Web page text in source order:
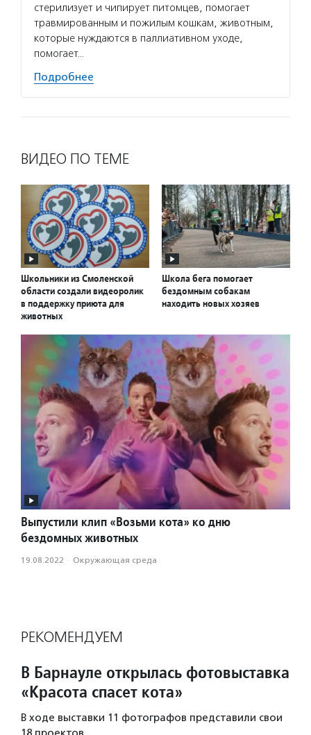
стерилизует и чипирует питомцев, помогает
травмированным и пожилым кошкам, животным,
которые нуждаются в паллиативном уходе,
помогает…
Подробнее
ВИДЕО ПО ТЕМЕ
Школьники из Смоленской
области создали видеоролик
в поддержку приюта для
животных
Школа бега помогает
бездомным собакам
находить новых хозяев
Выпустили клип «Возьми кота» ко дню
бездомных животных
19.08.2022 · Окружающая среда
РЕКОМЕНДУЕМ
В Барнауле открылась фотовыставка
«Красота спасет кота»
В ходе выставки 11 фотографов представили свои